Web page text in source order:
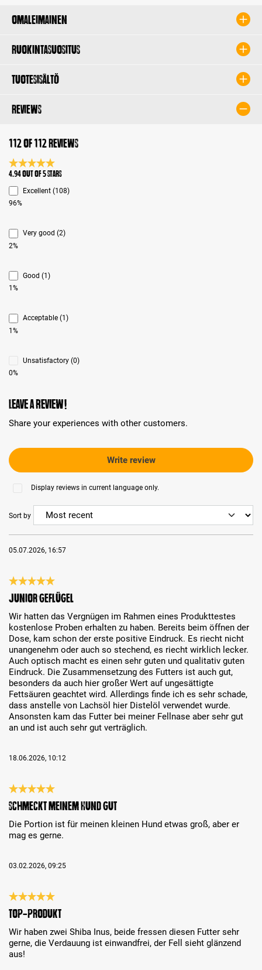
Omaleimainen
Ruokintasuositus
Tuotesisältö
Reviews
112 of 112 reviews
Average rating 4.9 of 5 Stars
4.94 out of 5 stars
Excellent (108)
96%
Very good (2)
2%
Good (1)
1%
Acceptable (1)
1%
Unsatisfactory (0)
0%
Leave a review!
Share your experiences with other customers.
Write review
Display reviews in current language only.
Sort by
05.07.2026, 16:57
Review with rating of 5 out of 5 stars
Junior Geflügel
Wir hatten das Vergnügen im Rahmen eines Produkttestes
kostenlose Proben erhalten zu haben. Bereits beim öffnen der
Dose, kam schon der erste positive Eindruck. Es riecht nicht
unangenehm oder auch so stechend, es riecht wirklich lecker.
Auch optisch macht es einen sehr guten und qualitativ guten
Eindruck. Die Zusammensetzung des Futters ist auch gut,
besonders da auch hier großer Wert auf ungesättigte
Fettsäuren geachtet wird. Allerdings finde ich es sehr schade,
dass anstelle von Lachsöl hier Distelöl verwendet wurde.
Ansonsten kam das Futter bei meiner Fellnase aber sehr gut
an und ist auch sehr gut verträglich.
18.06.2026, 10:12
Review with rating of 5 out of 5 stars
Schmeckt meinem Hund gut
Die Portion ist für meinen kleinen Hund etwas groß, aber er
mag es gerne.
03.02.2026, 09:25
Review with rating of 5 out of 5 stars
TOP-Produkt
Wir haben zwei Shiba Inus, beide fressen diesen Futter sehr
gerne, die Verdauung ist einwandfrei, der Fell sieht glänzend
aus!